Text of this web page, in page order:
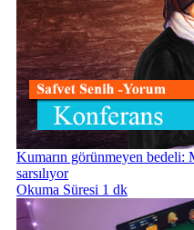
Kumarın görünmeyen bedeli:
sarsılıyor
Okuma Süresi 1 dk